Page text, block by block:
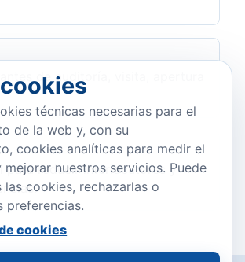
de auditoría, visita, apertura
para reducir interlocutores y
técnicas necesarias para el
de la web y, con su
cookies analíticas para medir el
nuestros servicios. Puede
cookies, rechazarlas o
preferencias.
cookies